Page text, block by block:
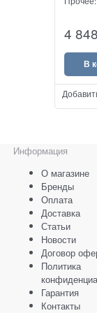
VoIP-
4 848
В
Информация
О магазине
Бренды
Оплата
Доставка
Статьи
Новости
Договор
Политика
Гарантия
Контакты